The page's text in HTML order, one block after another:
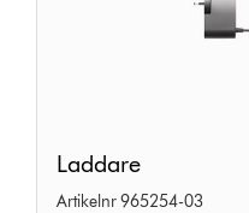
Laddare
Artikelnr 965254-03